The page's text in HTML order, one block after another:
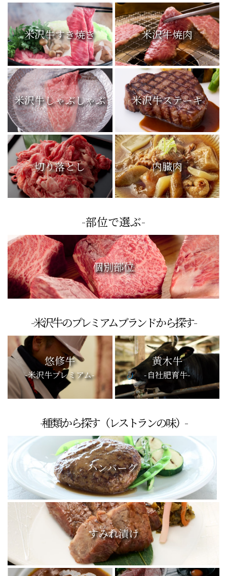
米沢牛すき焼き 米沢牛焼肉
米沢牛しゃぶしゃぶ 米沢牛ステーキ
切り落とし 内臓肉
-部位で選ぶ-
個別部位
-米沢牛のプレミアムブランドから探す-
悠修牛
-米沢牛プレミアム-
黄木牛
-自社肥育牛-
-種類から探す（レストランの味）-
ハンバーグ
すみれ漬け